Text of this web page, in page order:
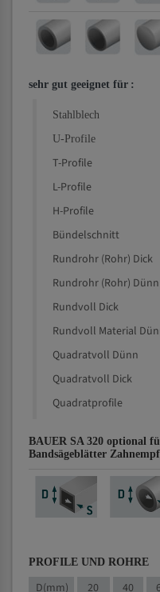
sehr gut geeignet für :
Stahlblech
U-Profile
T-Profile
L-Profile
H-Profile
Bündelschnitt
Rundrohr (Rohr) Dick
Rundrohr (Rohr) Dünn
Rundvoll Dick
Rundvoll Material
Quadratvoll Dünn
Quadratvoll Dick
Quadratprofile
BAUER SA 320 optional
Bandsägeblätter
PROFILE UND ROHRE
D(mm) 20 40